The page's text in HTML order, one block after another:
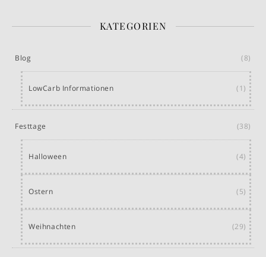
KATEGORIEN
Blog (8)
LowCarb Informationen (1)
Festtage (38)
Halloween (4)
Ostern (5)
Weihnachten (29)